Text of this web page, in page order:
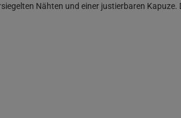
Nähten und einer justierbaren Kapuze.